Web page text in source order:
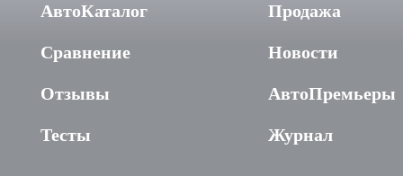
АвтоКаталог
Сравнение
Отзывы
Тесты
Продажа
Новости
АвтоПремьеры
Журнал